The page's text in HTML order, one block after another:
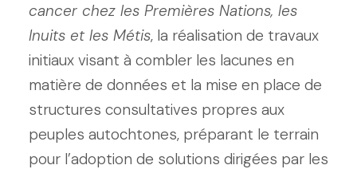
cancer chez les Premières Nations, les
Inuits et les Métis, la réalisation de travaux
initiaux visant à combler les lacunes en
matière de données et la mise en place de
structures consultatives propres aux
peuples autochtones, préparant le terrain
pour l’adoption de solutions dirigées par les